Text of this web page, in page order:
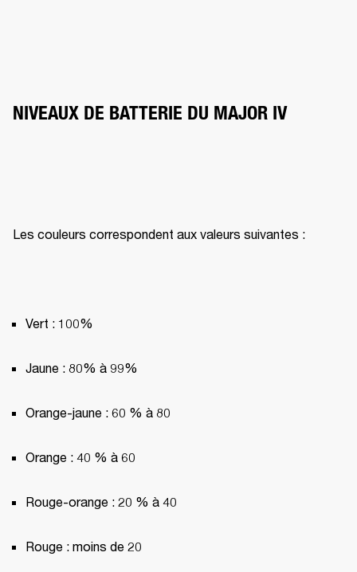
NIVEAUX DE BATTERIE DU MAJOR IV
Les couleurs correspondent aux valeurs suivantes :
Vert : 100%
Jaune : 80% à 99%
Orange-jaune : 60 % à 80
Orange : 40 % à 60
Rouge-orange : 20 % à 40
Rouge : moins de 20